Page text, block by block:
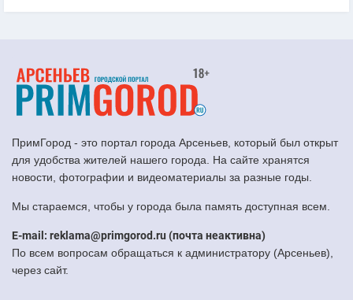
ПримГород - это портал города Арсеньев, который был открыт
для удобства жителей нашего города. На сайте хранятся
новости, фотографии и видеоматериалы за разные годы.
Мы стараемся, чтобы у города была память доступная всем.
E-mail: reklama@primgorod.ru (почта неактивна)
По всем вопросам обращаться к администратору (Арсеньев),
через сайт.